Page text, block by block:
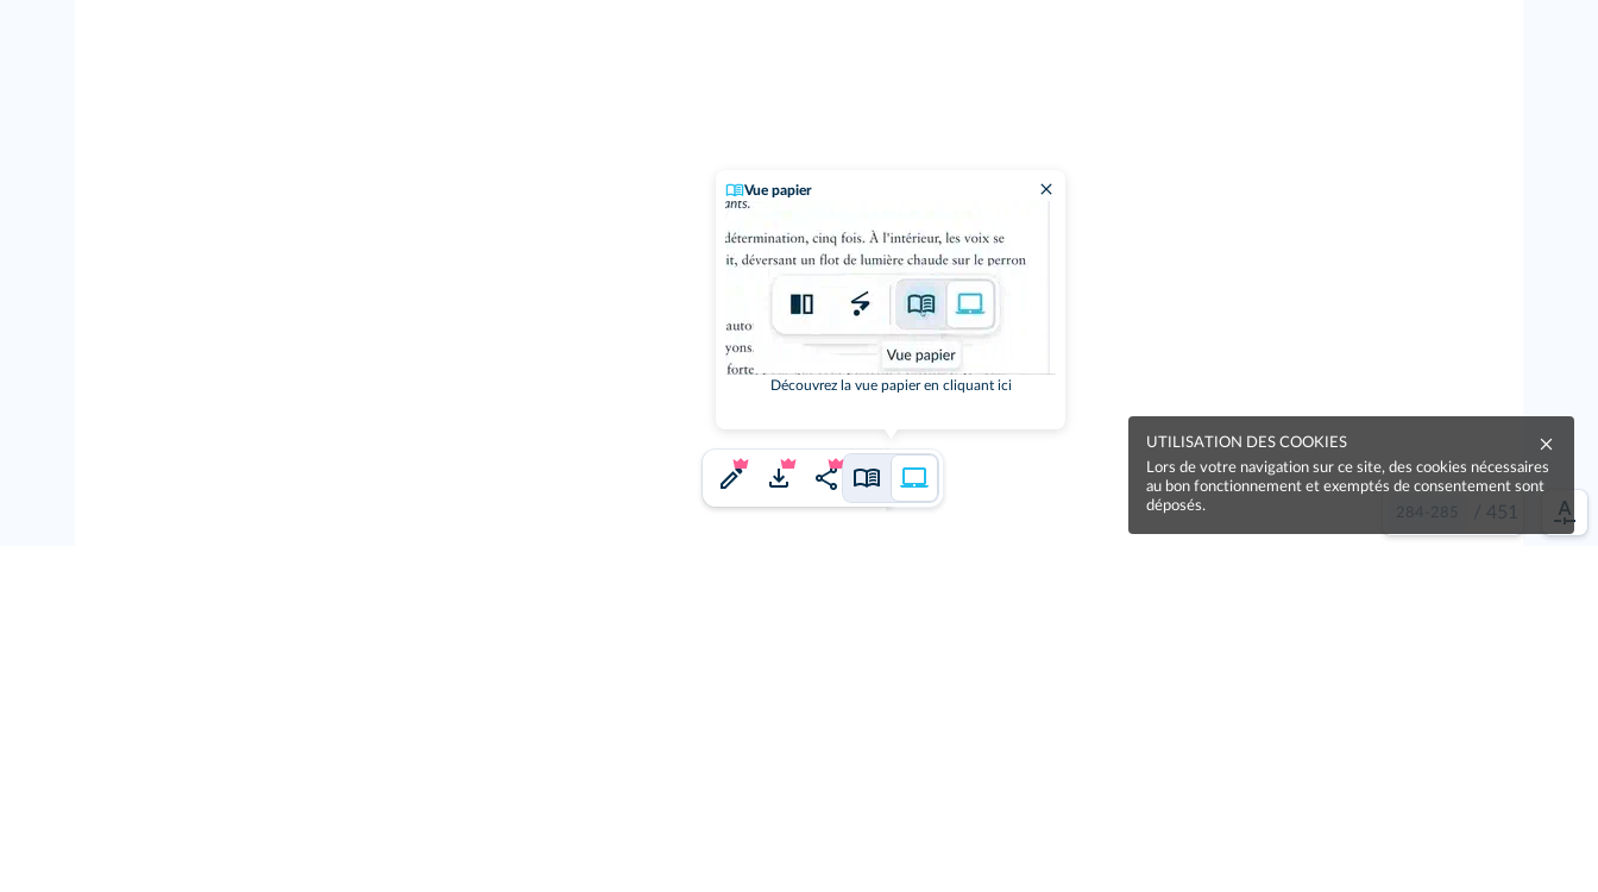
/ 451
Vue papier
Découvrez la vue papier en cliquant ici
UTILISATION DES COOKIES
Lors de votre navigation sur ce site, des cookies nécessaires
au bon fonctionnement et exemptés de consentement sont
déposés.